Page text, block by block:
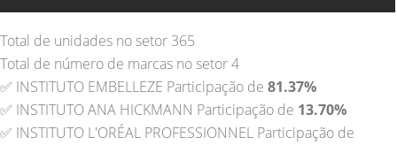
Total de unidades no setor 365
Total de número de marcas no setor 4
✅ INSTITUTO EMBELLEZE Participação de 81.37%
✅ INSTITUTO ANA HICKMANN Participação de 13.70%
✅ INSTITUTO L'ORÉAL PROFESSIONNEL Participação de